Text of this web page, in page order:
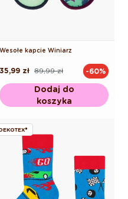
Wesołe kapcie Winiarz
Cena
89,99 zł
Cena
35,99 zł -60%
Dodaj do
koszyka